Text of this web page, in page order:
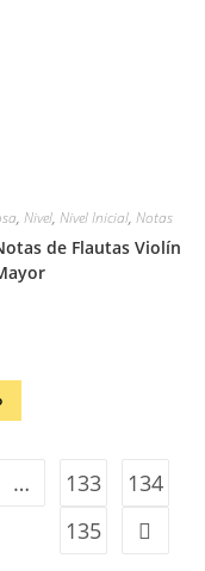
, Nivel, Nivel Inicial, Notas
de Flautas Violín
… 133
134
135